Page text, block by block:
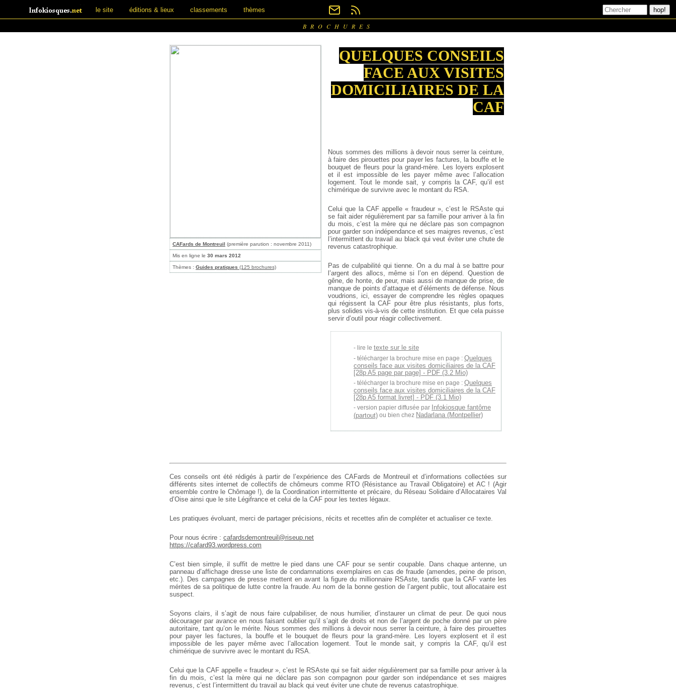
le site éditions & lieux classements thèmes
BROCHURES
CAFards de Montreuil (première parution : novembre 2011)
Mis en ligne le 30 mars 2012
Thèmes : Guides pratiques (125 brochures)
QUELQUES CONSEILS
FACE AUX VISITES
DOMICILIAIRES DE LA
CAF
Nous sommes des millions à devoir nous serrer la ceinture,
à faire des pirouettes pour payer les factures, la bouffe et le
bouquet de fleurs pour la grand-mère. Les loyers explosent
et il est impossible de les payer même avec l’allocation
logement. Tout le monde sait, y compris la CAF, qu’il est
chimérique de survivre avec le montant du RSA.
Celui que la CAF appelle « fraudeur », c’est le RSAste qui
se fait aider régulièrement par sa famille pour arriver à la fin
du mois, c’est la mère qui ne déclare pas son compagnon
pour garder son indépendance et ses maigres revenus, c’est
l’intermittent du travail au black qui veut éviter une chute de
revenus catastrophique.
Pas de culpabilité qui tienne. On a du mal à se battre pour
l’argent des allocs, même si l’on en dépend. Question de
gêne, de honte, de peur, mais aussi de manque de prise, de
manque de points d’attaque et d’éléments de défense. Nous
voudrions, ici, essayer de comprendre les règles opaques
qui régissent la CAF pour être plus résistants, plus forts,
plus solides vis-à-vis de cette institution. Et que cela puisse
servir d’outil pour réagir collectivement.
lire le texte sur le site
télécharger la brochure mise en page : Quelques
conseils face aux visites domiciliaires de la CAF
[28p A5 page par page] - PDF (3.2 Mio)
télécharger la brochure mise en page : Quelques
conseils face aux visites domiciliaires de la CAF
[28p A5 format livret] - PDF (3.1 Mio)
version papier diffusée par Infokiosque fantôme
(partout) ou bien chez Nadarlana (Montpellier)
Ces conseils ont été rédigés à partir de l’expérience des CAFards de Montreuil et d’informations collectées sur
différents sites internet de collectifs de chômeurs comme RTO (Résistance au Travail Obligatoire) et AC ! (Agir
ensemble contre le Chômage !), de la Coordination intermittente et précaire, du Réseau Solidaire d’Allocataires Val
d’Oise ainsi que le site Légifrance et celui de la CAF pour les textes légaux.
Les pratiques évoluant, merci de partager précisions, récits et recettes afin de compléter et actualiser ce texte.
Pour nous écrire : cafardsdemontreuil@riseup.net
https://cafard93.wordpress.com
C’est bien simple, il suffit de mettre le pied dans une CAF pour se sentir coupable. Dans chaque antenne, un
panneau d’affichage dresse une liste de condamnations exemplaires en cas de fraude (amendes, peine de prison,
etc.). Des campagnes de presse mettent en avant la figure du millionnaire RSAste, tandis que la CAF vante les
mérites de sa politique de lutte contre la fraude. Au nom de la bonne gestion de l’argent public, tout allocataire est
suspect.
Soyons clairs, il s’agit de nous faire culpabiliser, de nous humilier, d’instaurer un climat de peur. De quoi nous
décourager par avance en nous faisant oublier qu’il s’agit de droits et non de l’argent de poche donné par un père
autoritaire, tant qu’on le mérite. Nous sommes des millions à devoir nous serrer la ceinture, à faire des pirouettes
pour payer les factures, la bouffe et le bouquet de fleurs pour la grand-mère. Les loyers explosent et il est
impossible de les payer même avec l’allocation logement. Tout le monde sait, y compris la CAF, qu’il est
chimérique de survivre avec le montant du RSA.
Celui que la CAF appelle « fraudeur », c’est le RSAste qui se fait aider régulièrement par sa famille pour arriver à la
fin du mois, c’est la mère qui ne déclare pas son compagnon pour garder son indépendance et ses maigres
revenus, c’est l’intermittent du travail au black qui veut éviter une chute de revenus catastrophique.